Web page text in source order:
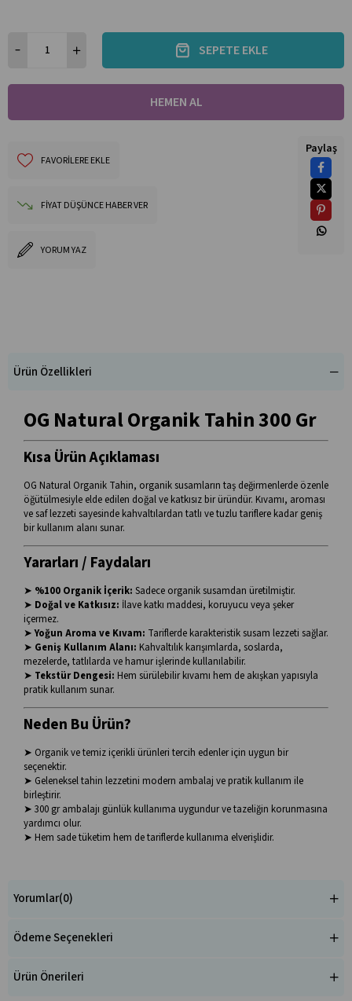
FAVORILERE EKLE
FIYAT DÜŞÜNCE HABER VER
YORUM YAZ
Paylaş
Ürün Özellikleri
OG Natural Organik Tahin 300 Gr
Kısa Ürün Açıklaması
OG Natural Organik Tahin, organik susamların taş değirmenlerde özenle
öğütülmesiyle elde edilen doğal ve katkısız bir üründür. Kıvamı, aroması
ve saf lezzeti sayesinde kahvaltılardan tatlı ve tuzlu tariflere kadar geniş
bir kullanım alanı sunar.
Yararları / Faydaları
➤ %100 Organik İçerik: Sadece organik susamdan üretilmiştir.
➤ Doğal ve Katkısız: İlave katkı maddesi, koruyucu veya şeker
içermez.
➤Yoğun Aroma ve Kıvam: Tariflerde karakteristik susam lezzeti sağlar.
➤ Geniş Kullanım Alanı: Kahvaltılık karışımlarda, soslarda,
mezelerde, tatlılarda ve hamur işlerinde kullanılabilir.
➤ Tekstür Dengesi: Hem sürülebilir kıvamı hem de akışkan yapısıyla
pratik kullanım sunar.
Neden Bu Ürün?
➤ Organik ve temiz içerikli ürünleri tercih edenler için uygun bir
seçenektir.
➤ Geleneksel tahin lezzetini modern ambalaj ve pratik kullanım ile
birleştirir.
➤ 300 gr ambalajı günlük kullanıma uygundur ve tazeliğin korunmasına
yardımcı olur.
➤ Hem sade tüketim hem de tariflerde kullanıma elverişlidir.
Yorumlar(0)
Ödeme Seçenekleri
Ürün Önerileri